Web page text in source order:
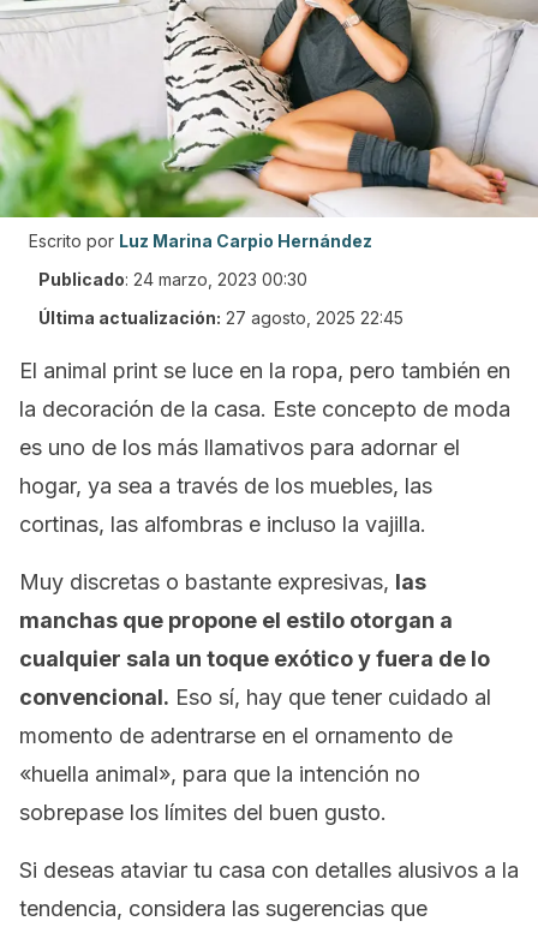
Escrito por Luz Marina Carpio Hernández
Publicado: 24 marzo, 2023 00:30
Última actualización: 27 agosto, 2025 22:45
El animal print se luce en la ropa, pero también en
la decoración de la casa. Este concepto de moda
es uno de los más llamativos para adornar el
hogar, ya sea a través de los muebles, las
cortinas, las alfombras e incluso la vajilla.
Muy discretas o bastante expresivas, las
manchas que propone el estilo otorgan a
cualquier sala un toque exótico y fuera de lo
convencional. Eso sí, hay que tener cuidado al
momento de adentrarse en el ornamento de
«huella animal», para que la intención no
sobrepase los límites del buen gusto.
Si deseas ataviar tu casa con detalles alusivos a la
tendencia, considera las sugerencias que